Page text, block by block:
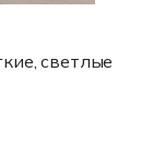
светлые